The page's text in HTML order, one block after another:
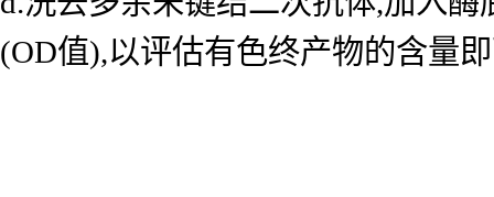
(OD值),以评估有色终产物的含量